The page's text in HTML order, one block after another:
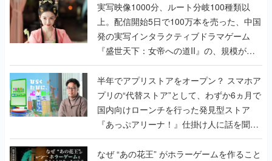
んだレジェンド2人に訊く開発秘話
実写映像1000分、ルート分岐100種類以
上。配信開始5日で100万本を売った、中国
発の実写インタラクティブドラマゲーム
『盛世天下：女帝への道II』の、規模が違
うこだわりをプロデューサーに聞いた
半年でアプリストアをオープン？ スマホア
プリの“代替ストア”として、わずか6ヵ月で
国内向けローンチを行った発見型ストア
『あっぷアリーナ！』仕掛け人に話を聞い
てみた
なぜ “あの花王” がホラーゲームを作ること